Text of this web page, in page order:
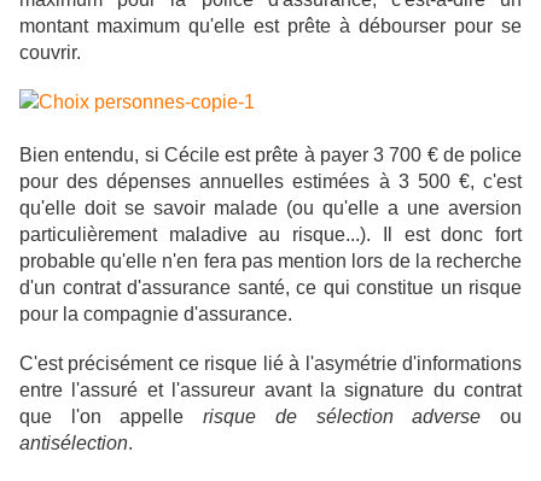
montant maximum qu'elle est prête à débourser pour se
couvrir.
Bien entendu, si Cécile est prête à payer 3 700 € de police
pour des dépenses annuelles estimées à 3 500 €, c'est
qu'elle doit se savoir malade (ou qu'elle a une aversion
particulièrement maladive au risque...). Il est donc fort
probable qu'elle n'en fera pas mention lors de la recherche
d'un contrat d'assurance santé, ce qui constitue un risque
pour la compagnie d'assurance.
C'est précisément ce risque lié à l'asymétrie d'informations
entre l'assuré et l'assureur avant la signature du contrat
que l'on appellerisque de sélection adverse ou
antisélection.